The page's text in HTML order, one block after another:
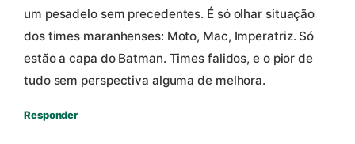
um pesadelo sem precedentes. É só olhar situação
dos times maranhenses: Moto, Mac, Imperatriz. Só
estão a capa do Batman. Times falidos, e o pior de
tudo sem perspectiva alguma de melhora.
Responder